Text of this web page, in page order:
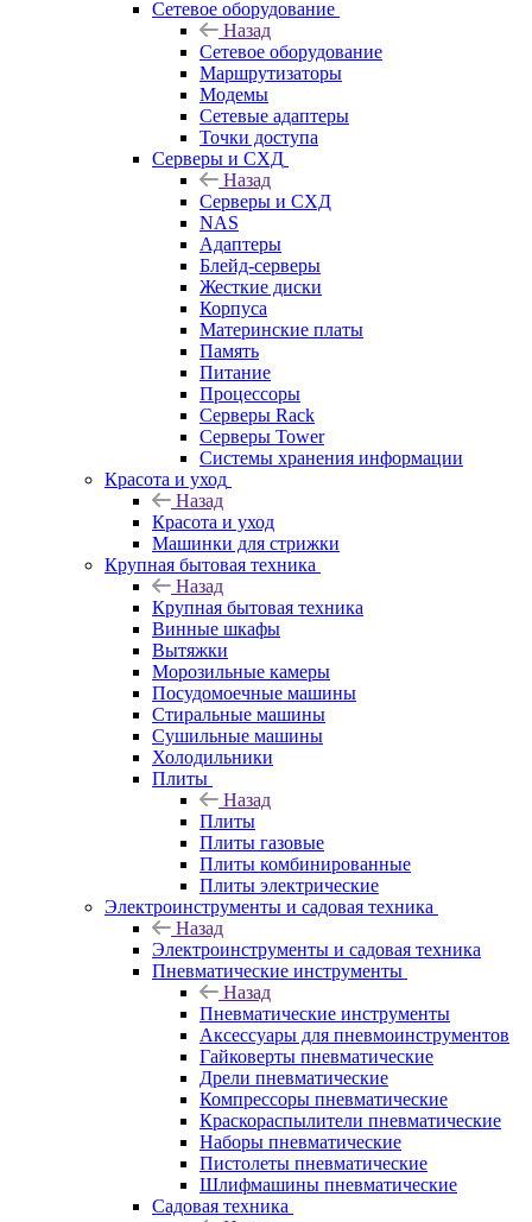
Сетевое оборудование
Назад
Сетевое оборудование
Маршрутизаторы
Модемы
Сетевые адаптеры
Точки доступа
Серверы и СХД
Назад
Серверы и СХД
NAS
Адаптеры
Блейд-серверы
Жесткие диски
Корпуса
Материнские платы
Память
Питание
Процессоры
Серверы Rack
Серверы Tower
Системы хранения информации
Красота и уход
Назад
Красота и уход
Машинки для стрижки
Крупная бытовая техника
Назад
Крупная бытовая техника
Винные шкафы
Вытяжки
Морозильные камеры
Посудомоечные машины
Стиральные машины
Сушильные машины
Холодильники
Плиты
Назад
Плиты
Плиты газовые
Плиты комбинированные
Плиты электрические
Электроинструменты и садовая техника
Назад
Электроинструменты и садовая техника
Пневматические инструменты
Назад
Пневматические инструменты
Аксессуары для пневмоинструментов
Гайковерты пневматические
Дрели пневматические
Компрессоры пневматические
Краскораспылители пневматические
Наборы пневматические
Пистолеты пневматические
Шлифмашины пневматические
Садовая техника